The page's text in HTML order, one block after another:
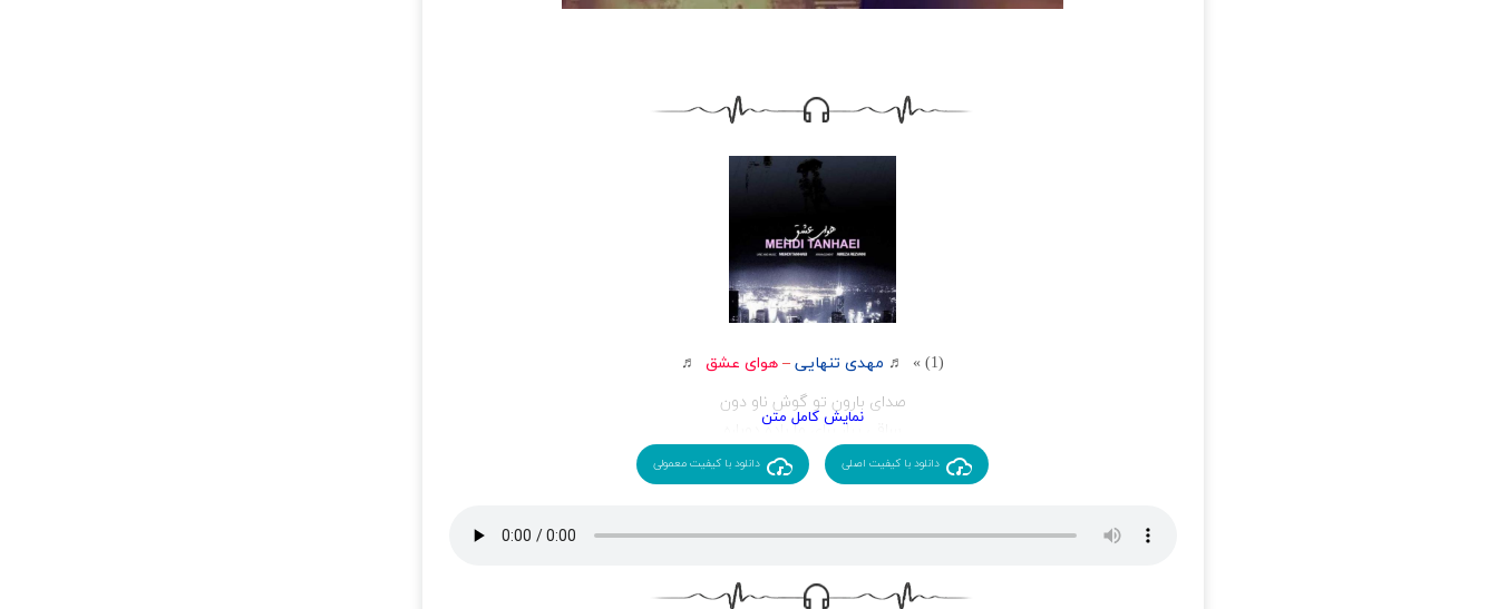
(1) » ♬ مهدی تنهایی – هوای عشق
♬
صدای بارون تو گوش ناو دون
ساقی بیار برای ما باده دوباره
تو بامن و من با تو هوای عشقه
بیا تا عاشقی کنیم صدا تو عشقه
به انتظار رخ زیبای تو هستم
بذار بگم تموم من من عاشق تو هستم
دانلود با کیفیت اصلی دانلود با کیفیت معمولی